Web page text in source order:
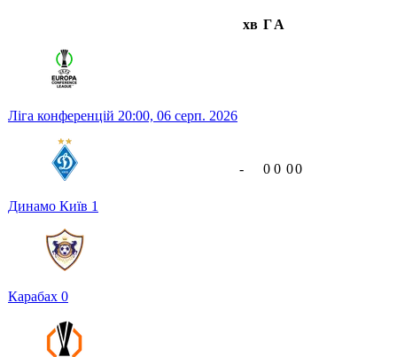
хв ГА
Ліга конференцій 20:00, 06 серп. 2026
Динамо Київ 1
Карабах 0
- 0 0 00